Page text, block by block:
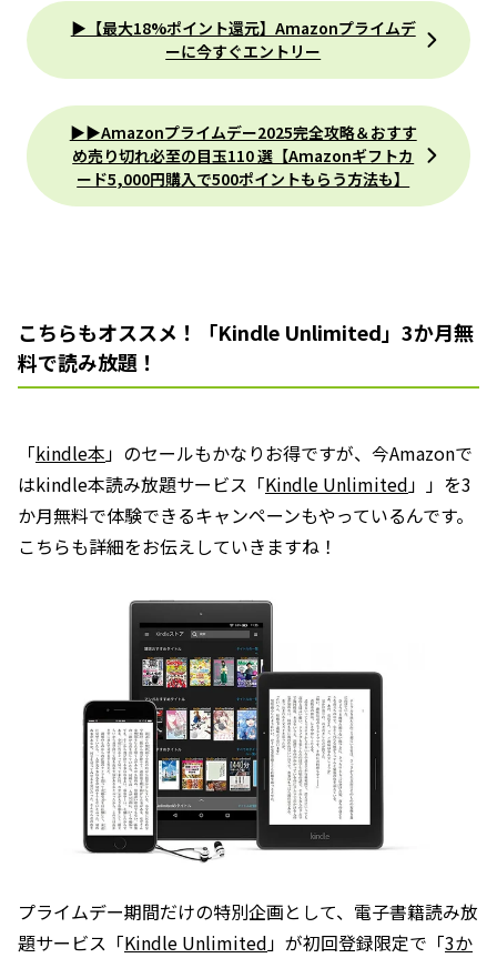
▶【最大18%ポイント還元】Amazonプライムデ
ーに今すぐエントリー
▶︎▶︎Amazonプライムデー2025完全攻略＆おすす
め売り切れ必至の目玉110 選【Amazonギフトカ
ード5,000円購入で500ポイントもらう方法も】
こちらもオススメ！「Kindle Unlimited」3か月無
料で読み放題！
「kindle本 」のセールもかなりお得ですが、今Amazonで
はkindle本読み放題サービス「Kindle Unlimited 」」を3
か月無料で体験できるキャンペーンもやっているんです。
こちらも詳細をお伝えしていきますね！
プライムデー期間だけの特別企画として、電子書籍読み放
題サービス「Kindle Unlimited 」が初回登録限定で「3か